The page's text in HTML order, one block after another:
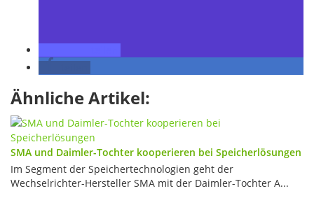
Ähnliche Artikel:
SMA und Daimler-Tochter kooperieren bei Speicherlösungen
Im Segment der Speichertechnologien geht der
Wechselrichter-Hersteller SMA mit der Daimler-Tochter A...